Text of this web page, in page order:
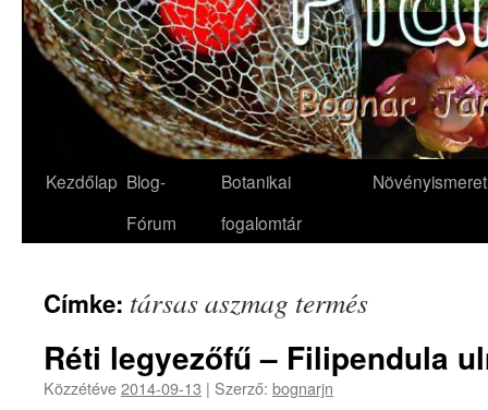
Kezdőlap Blog-
Fórum
Botanikai
fogalomtár
Növényismeret
Címke: társas aszmag termés
Réti legyezőfű – Filipendula
Közzétéve2014-09-13 | Szerző: bognarjn